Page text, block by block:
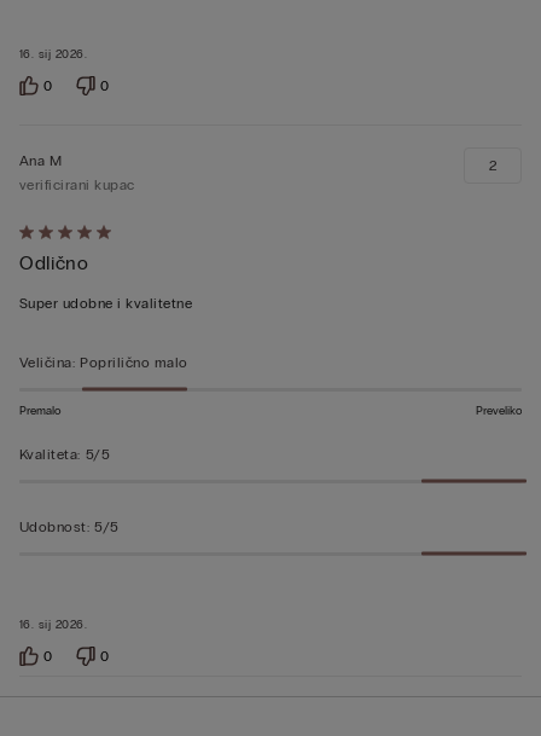
16. sij 2026.
0 0
Dali
ste
ocjenu
od
16. sij 2026.
Ana M
verificirani kupac
Odlično
Super udobne i kvalitetne
2
Veličina: Poprilično malo
Premalo Preveliko
Kvaliteta: 5/5
Udobnost: 5/5
0 0